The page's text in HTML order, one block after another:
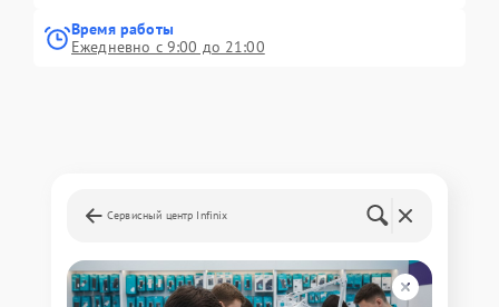
Время работы
Ежедневно с 9:00 до 21:00
Сервисный центр Infinix